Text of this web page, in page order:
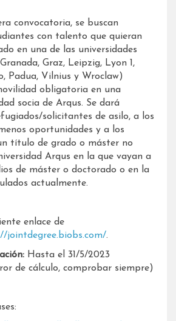
convocatoria, se buscan
con talento que quieran
en una de las universidades
Graz, Leipzig, Lyon 1,
Padua, Vilnius y Wroclaw)
obligatoria en una
socia de Arqus. Se dará
solicitantes de asilo, a los
oportunidades y a los
título de grado o máster no
Arqus en la que vayan a
de máster o doctorado o en la
actualmente.
enlace de
jointdegree.biobs.com/.
Hasta el 31/5/2023
de cálculo, comprobar siempre)